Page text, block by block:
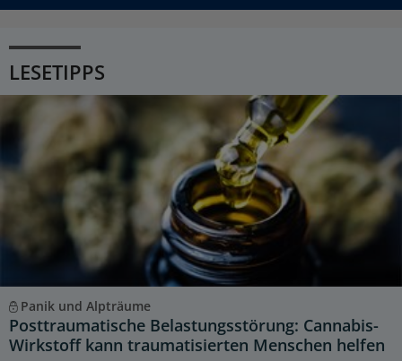
LESETIPPS
Panik und Alpträume
Posttraumatische Belastungsstörung: Cannabis-
Wirkstoff kann traumatisierten Menschen helfen